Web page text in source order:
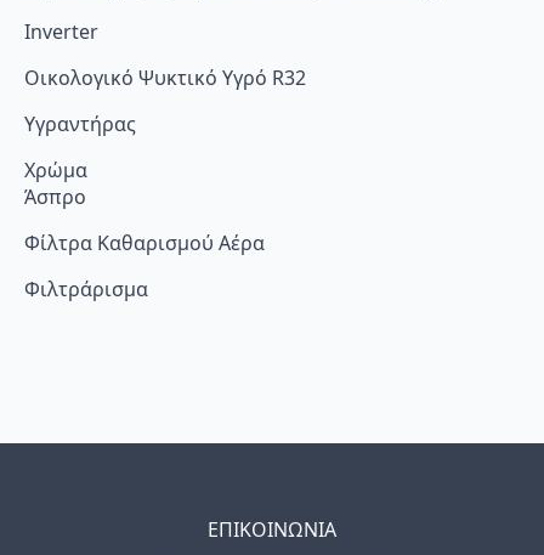
Inverter
Οικολογικό Ψυκτικό Υγρό R32
Υγραντήρας
Χρώμα
Άσπρο
Φίλτρα Καθαρισμού Αέρα
Φιλτράρισμα
ΕΠΙΚΟΙΝΩΝΙΑ